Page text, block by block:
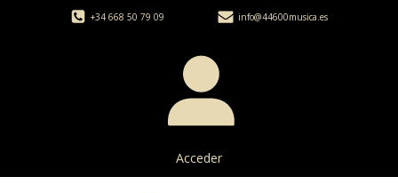
+34 668 50 79 09 info@44600musica.es
Acceder